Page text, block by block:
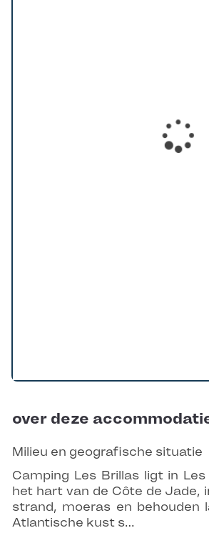
over deze
Milieu en geografische situatie
Camping Les Brillas ligt in
het hart van de Côte de Jade,
strand, moeras en behouden
Atlantische kust s…